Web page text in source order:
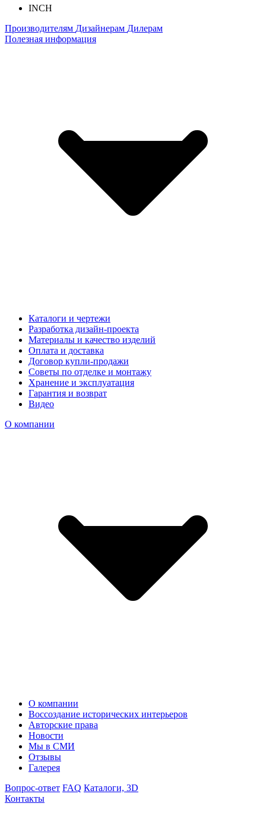
INCH
Производителям Дизайнерам Дилерам
Полезная информация
Каталоги и чертежи
Разработка дизайн-проекта
Материалы и качество изделий
Оплата и доставка
Договор купли-продажи
Советы по отделке и монтажу
Хранение и эксплуатация
Гарантия и возврат
Видео
О компании
О компании
Воссоздание исторических интерьеров
Авторские права
Новости
Мы в СМИ
Отзывы
Галерея
Вопрос-ответ FAQ Каталоги, 3D
Контакты